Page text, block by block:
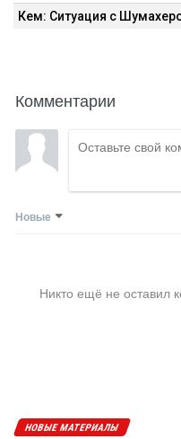
Кем: Ситуация с
Комментарии
Новые
Никто ещё не оставил
НОВЫЕ МАТЕРИАЛЫ